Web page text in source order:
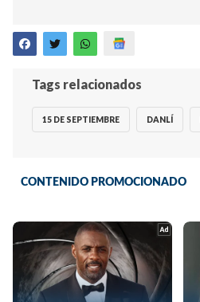
Tags relacionados
15 DE SEPTIEMBRE DANLÍ